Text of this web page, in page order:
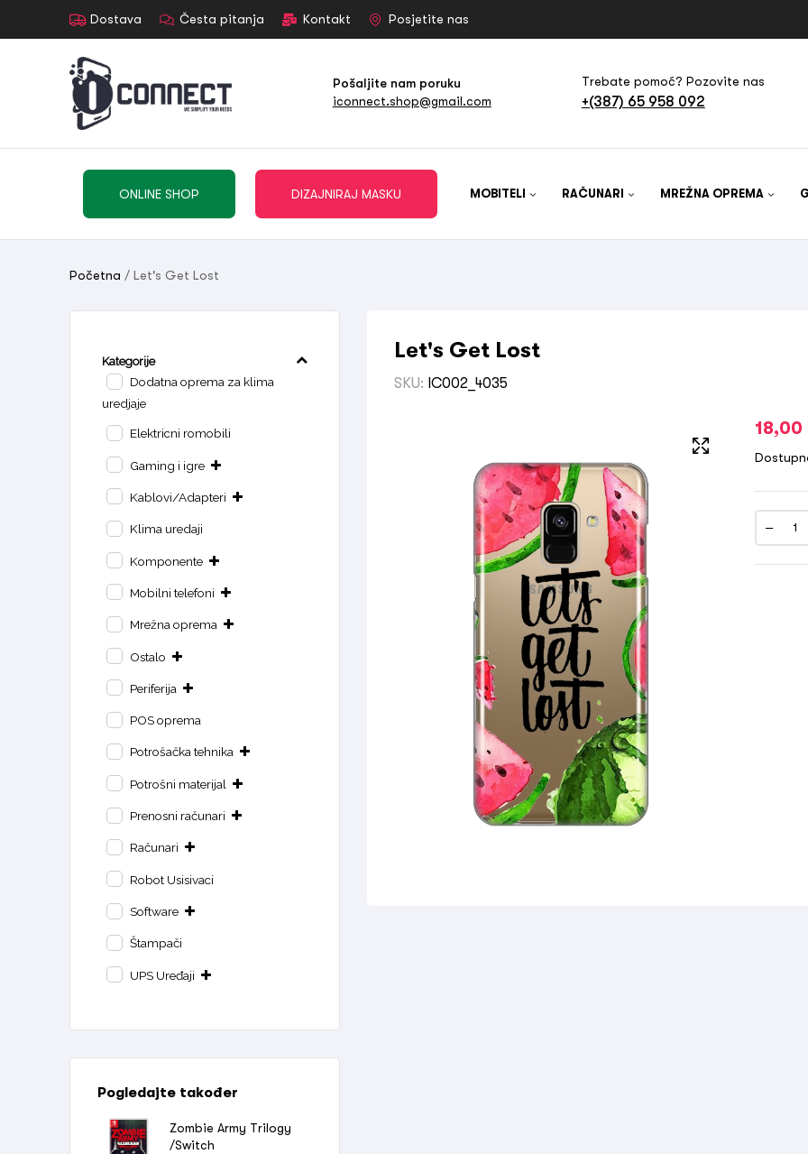
Dostava Česta pitanja Kontakt Posjetite nas
Pošaljite nam poruku
iconnect.shop@gmail.com
Trebate pomoć? Pozovite nas
+(387) 65 958 092
ONLINE SHOP DIZAJNIRAJ MASKU MOBITELI RAČUNARI MREŽNA OPREMA
Početna / Let's Get Lost
Let's Get Lost
SKU: IC002_4035
18,00
Kategorije
Dodatna oprema za klima
uredjaje
Elektricni romobili
Gaming i igre
Kablovi/Adapteri
Klima uredaji
Komponente
Mobilni telefoni
Mrežna oprema
Ostalo
Periferija
POS oprema
Potrošačka tehnika
Potrošni materijal
Prenosni računari
Računari
Robot Usisivaci
Software
Štampači
UPS Uređaji
Pogledajte također
Zombie Army Trilogy
/Switch